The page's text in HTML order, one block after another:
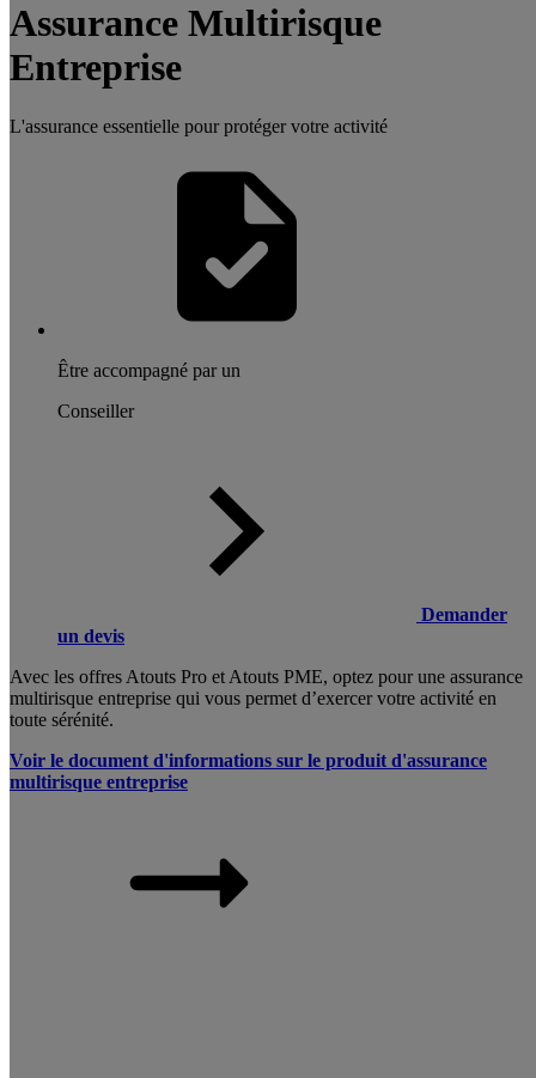
Assurance Multirisque
Entreprise
L'assurance essentielle pour protéger votre activité
Être accompagné par un
Conseiller
Demander
un devis
Avec les offres Atouts Pro et Atouts PME, optez pour une assurance
multirisque entreprise qui vous permet d’exercer votre activité en
toute sérénité.
Voir le document d'informations sur le produit d'assurance
multirisque entreprise